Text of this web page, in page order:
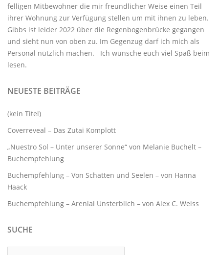
felligen Mitbewohner die mir freundlicher Weise einen Teil
ihrer Wohnung zur Verfügung stellen um mit ihnen zu leben.
Gibbs ist leider 2022 über die Regenbogenbrücke gegangen
und sieht nun von oben zu. Im Gegenzug darf ich mich als
Personal nützlich machen. Ich wünsche euch viel Spaß beim
lesen.
NEUESTE BEITRÄGE
(kein Titel)
Coverreveal – Das Zutai Komplott
„Nuestro Sol – Unter unserer Sonne“ von Melanie Buchelt –
Buchempfehlung
Buchempfehlung – Von Schatten und Seelen – von Hanna
Haack
Buchempfehlung – Arenlai Unsterblich – von Alex C. Weiss
SUCHE